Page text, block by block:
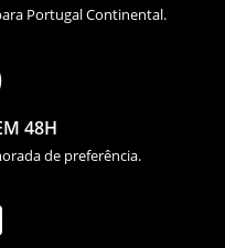
Portugal Continental.
48H
de preferência.